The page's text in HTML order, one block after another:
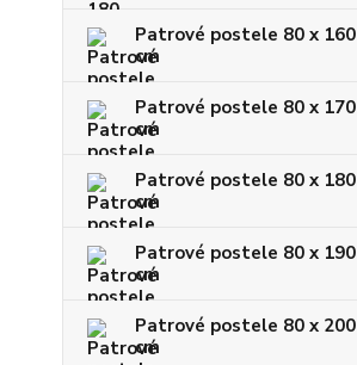
Patrové postele 80 x 160
cm
Patrové postele 80 x 170
cm
Patrové postele 80 x 180
cm
Patrové postele 80 x 190
cm
Patrové postele 80 x 200
cm